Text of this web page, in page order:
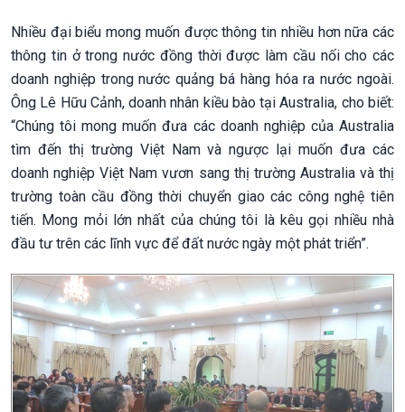
Nhiều đại biểu mong muốn được thông tin nhiều hơn nữa các
thông tin ở trong nước đồng thời được làm cầu nối cho các
doanh nghiệp trong nước quảng bá hàng hóa ra nước ngoài.
Ông Lê Hữu Cảnh, doanh nhân kiều bào tại Australia, cho biết:
“Chúng tôi mong muốn đưa các doanh nghiệp của Australia
tìm đến thị trường Việt Nam và ngược lại muốn đưa các
doanh nghiệp Việt Nam vươn sang thị trường Australia và thị
trường toàn cầu đồng thời chuyển giao các công nghệ tiên
tiến. Mong mỏi lớn nhất của chúng tôi là kêu gọi nhiều nhà
đầu tư trên các lĩnh vực để đất nước ngày một phát triển”.